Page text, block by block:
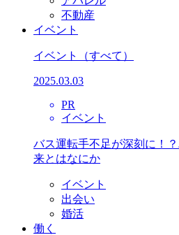
不動産
イベント
イベント （すべて）
2025.03.03
PR
イベント
バス運転手不足が深刻に！
来とはなにか
イベント
出会い
婚活
働く